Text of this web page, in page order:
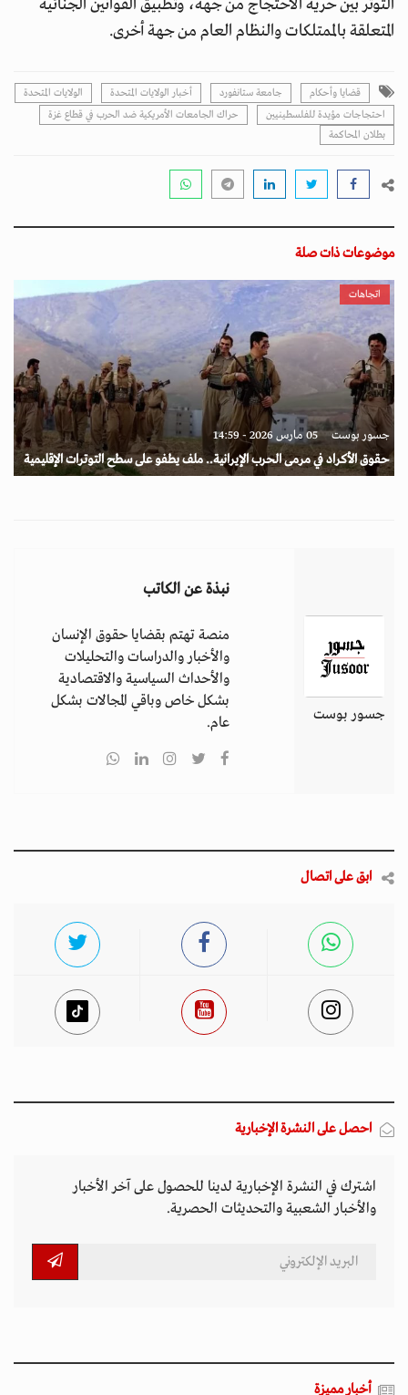
التوتر بين حرية الاحتجاج من جهة، وتطبيق القوانين الجنائية
المتعلقة بالممتلكات والنظام العام من جهة أخرى.
قضايا وأحكام جامعة ستانفورد أخبار الولايات المتحدة
الولايات المتحدة
احتجاجات مؤيدة للفلسطينيين
حراك الجامعات الأمريكية ضد الحرب في قطاع غزة
بطلان المحاكمة
موضوعات ذات صلة
اتجاهات
جسور بوست 05 مارس 2026 - 14:59
حقوق الأكراد في مرمى الحرب الإيرانية.. ملف يطفو على سطح التوترات الإقليمية
جسور بوست
نبذة عن الكاتب
منصة تهتم بقضايا حقوق الإنسان
والأخبار والدراسات والتحليلات
والأحداث السياسية والاقتصادية
بشكل خاص وباقي المجالات بشكل
عام.
ابق على اتصال
احصل على النشرة الإخبارية
اشترك في النشرة الإخبارية لدينا للحصول على آخر الأخبار
والأخبار الشعبية والتحديثات الحصرية.
أخبار مميزة